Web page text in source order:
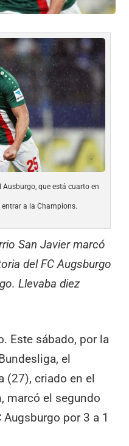
que está cuarto en
a la Champions.
San Javier marcó
del FC Augsburgo
Llevaba diez
Este sábado, por la
el
(27), criado en el
marcó el segundo
por 3 a 1